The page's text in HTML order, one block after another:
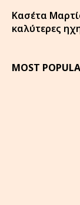
Κασέτα
καλύτερες
MOST